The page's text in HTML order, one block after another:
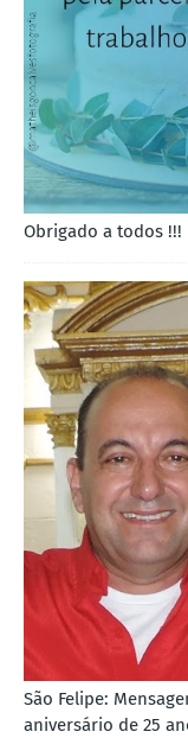
Obrigado a todos !!!
São Felipe:
aniversário de 25